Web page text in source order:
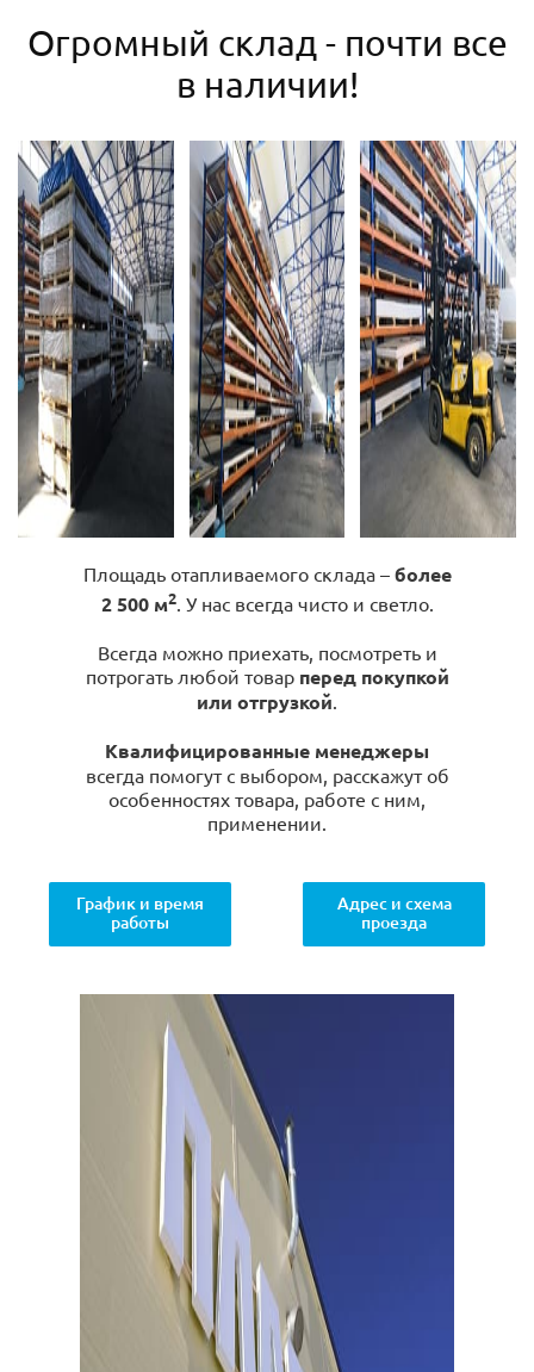
Огромный склад - почти все
в наличии!
Площадь отапливаемого склада – более
2 500 м2. У нас всегда чисто и светло.
Всегда можно приехать, посмотреть и
потрогать любой товар перед покупкой
или отгрузкой.
Квалифицированные менеджеры
всегда помогут с выбором, расскажут об
особенностях товара, работе с ним,
применении.
График и время
работы
Адрес и схема
проезда